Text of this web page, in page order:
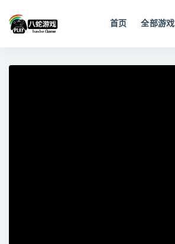
首页 全部游戏